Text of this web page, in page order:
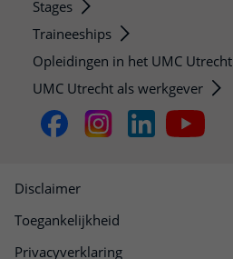
Stages
Traineeships
Opleidingen in het UMC Utrecht
UMC Utrecht als werkgever
Disclaimer
Toegankelijkheid
Privacyverklaring